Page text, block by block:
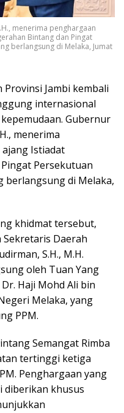
menerima penghargaan
Bintang dan Pingat
berlangsung di Melaka, Jumat
Provinsi Jambi kembali
internasional
Gubernur
menerima
Istiadat
Persekutuan
berlangsung di Melaka,
khidmat tersebut,
Daerah
S.H., M.H.
oleh Tuan Yang
Haji Mohd Ali bin
Melaka, yang
PPM.
Semangat Rimba
tertinggi ketiga
Penghargaan yang
diberikan khusus